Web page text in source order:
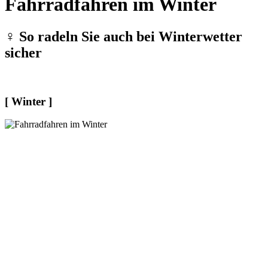
Fahrradfahren im Winter
‍♀️ So radeln Sie auch bei Winterwetter
sicher
[ Winter ]